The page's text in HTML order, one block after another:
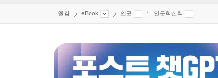
웰컴 eBook 인문 인문학산책